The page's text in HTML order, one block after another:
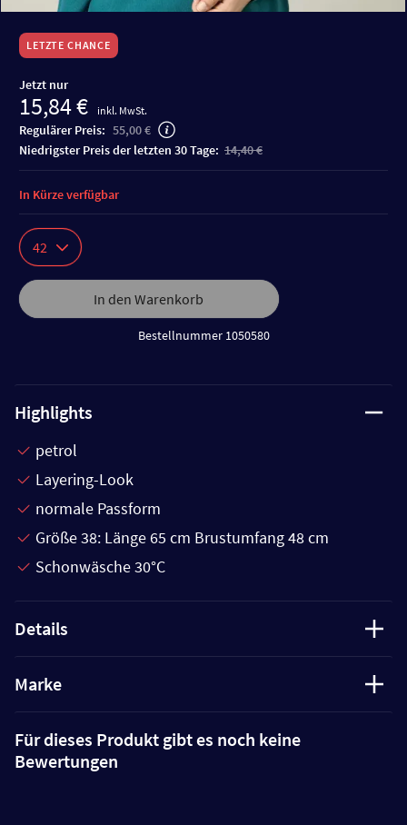
LETZTE CHANCE
Jetzt nur
15,84 € inkl. MwSt.
Regulärer Preis: 55,00 €
niedrigster Preis der letzten 30 Tage: 14,40 €
42
In den Warenkorb
Bestellnummer 1050580
In Kürze verfügbar
Highlights
petrol
Layering-Look
normale Passform
Größe 38: Länge 65 cm Brustumfang 48 cm
Schonwäsche 30°C
Details
Marke
Für dieses Produkt gibt es noch keine
Bewertungen